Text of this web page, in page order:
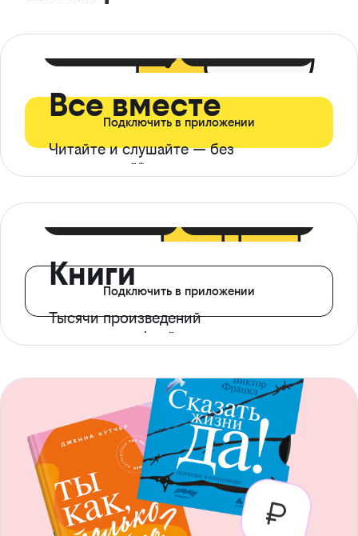
Все вместе
Читайте и слушайте — без
ограничений*
Подключить в приложении
Книги
Тысячи произведений
с доступом офлайн
Подключить в приложении